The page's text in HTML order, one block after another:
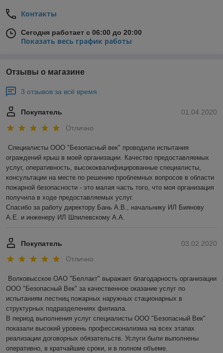
Контакты
Сегодня работает с 06:00 до 20:00
Показать весь график работы
Отзывы о магазине
3 отзывов за всё время
01.04.2020
Покупатель
Отлично
Специалисты ООО "Безопасный век" проводили испытания
ограждений крыш в моей организации. Качество предоставляемых
услуг, оперативность, высококвалифицированные специалисты,
консультации на месте по решению проблемных вопросов в области
пожарной безопасности - это малая часть того, что моя организация
получила в ходе предоставляемых услуг.
Спасибо за работу директору Бань А.В., начальнику ИЛ Биянову
А.Е. и инженеру ИЛ Шпилевскому А.А.
03.02.2020
Покупатель
Отлично
Волковысское ОАО "Беллакт" выражает благодарность организации
ООО "Безопасный Век" за качественное оказание услуг по
испытаниям лестниц пожарных наружных стационарных в
структурных подразделениях филиала.
В период выполнения услуг специалисты ООО "Безопасный Век"
показали высокий уровень профессионализма на всех этапах
реализации договорных обязательств. Услуги были выполнены
оперативно, в кратчайшие сроки, и в полном объеме.